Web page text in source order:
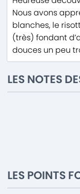
Nous avons
blanches, le
(très) fondant
douces un peu
LES NOTES
LES POINTS